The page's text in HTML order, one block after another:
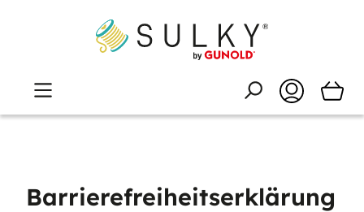
Barrierefreiheitserklärung